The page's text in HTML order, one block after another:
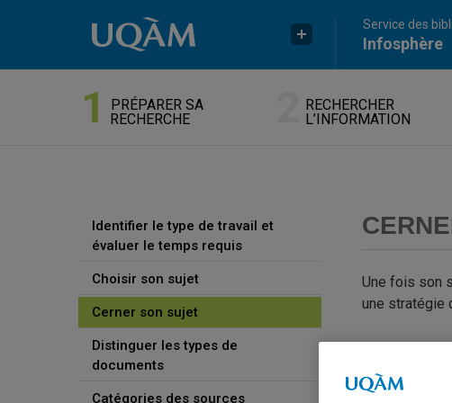
Service des
Infosphère
PRÉPARER SA
RECHERCHE
RECHERCHER
L’INFORMATION
Identifier le type de travail et
évaluer le temps requis
Choisir son sujet
Cerner son sujet
Distinguer les types de
documents
Catégories des sources
Une fois son
une stratégie
Adopter